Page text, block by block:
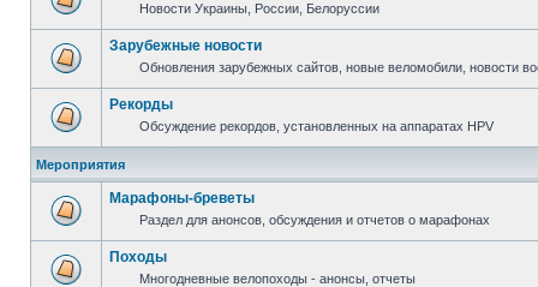
Новости Украины, России, Белоруссии
Зарубежные новости
Обновления зарубежных сайтов, новые веломобили, новости
Рекорды
Обсуждение рекордов, установленных на аппаратах HPV
Мероприятия
Марафоны-бреветы
Раздел для анонсов, обсуждения и отчетов о марафонах
Походы
Многодневные велопоходы - анонсы, отчеты